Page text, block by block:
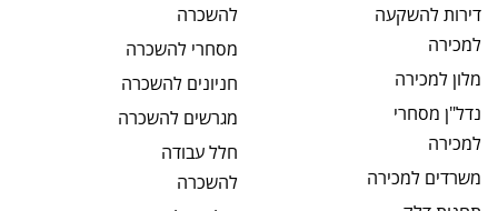
דירות להשקעה
למכירה
מלון למכירה
נדל"ן מסחרי
למכירה
משרדים למכירה
להשכרה
מסחרי להשכרה
חניונים להשכרה
מגרשים להשכרה
חלל עבודה
להשכרה